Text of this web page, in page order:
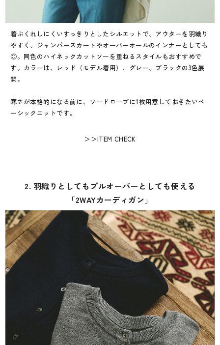
着ぶくれしにくいすっきりとしたシルエットで、アウターを羽織り
やすく、ジャンパースカートやオーバーオールのインナーとしても
◎。同色のハイネックカットソーを重ねるスタイルもおすすめで
す。カラーは、レッド（モデル着用）、グレー、ブラックの3色展
開。
寒さが本格的になる前に、ワードローブに1枚用意しておきたいベ
ーシックニットです。
＞＞ITEM CHECK
2. 羽織りとしてもプルオーバーとしても使える
「2WAYカーディガン」